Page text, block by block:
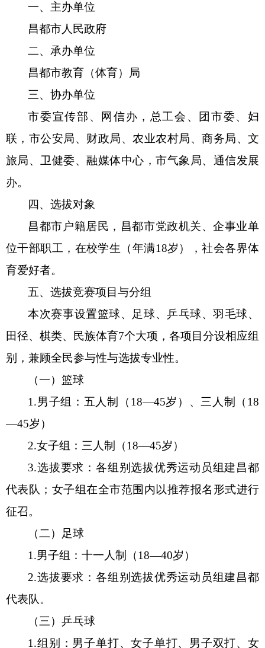
一、主办单位
昌都市人民政府
二、承办单位
昌都市教育 （体育）
局
三、协办单位
市委宣传部 、网信办，总工会、团市委、妇
联，市公安局、财政局、农业农村局、商务局、文
旅局、 卫健委、融媒体中心，市气象局、 通信发展
办。
四 、选拔对象
昌都市户籍居民 ，昌都市党政机关、企事业单
位干部职工， 在校学生（年满18岁） ，社会各界体
育爱好者。
五、选拔竞赛项目与分组
本次赛事设置篮球、足球、乒乓球、羽毛球、
田径、棋类、民族体育7个大项，各项目分设相应组
别，兼顾全民参与性与选拔专业性。
（一）篮球
1.男子组：五人制（18—45岁）、三人制（ 18
—45岁）
2.女子组： 三 人制（18—45岁）
3.选拔要求：各组别选拔优秀运动员组建昌都
代表队 ； 女子组在全市范围内以推荐报名形式进行
征召。
（二）足球
1.男子组：十一 人制（18—40岁）
2.选拔要求：各组别选拔优秀运动员组建昌都
代表队 。
（三）乒乓球
1.组别：男子单打、女子单打、男子双打、女